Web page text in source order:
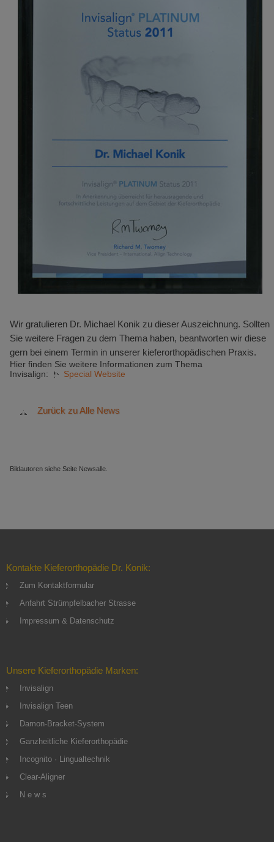
Wir gratulieren Dr. Michael Konik zu dieser Auszeichnung. Sollten
Sie weitere Fragen zu dem Thema haben, beantworten wir diese
gern bei einem Termin in unserer kieferorthopädischen Praxis.
Hier finden Sie weitere Informationen zum Thema
Invisalign:
Special Website
Zurück zu Alle News
Bildautoren siehe Seite Newsalle.
Kontakte Kieferorthopädie Dr. Konik:
Zum Kontaktformular
Anfahrt Strümpfelbacher Strasse
Impressum & Datenschutz
Unsere Kieferorthopädie Marken:
Invisalign
Invisalign Teen
Damon-Bracket-System
Ganzheitliche Kieferorthopädie
Incognito · Lingualtechnik
Clear-Aligner
N e w s